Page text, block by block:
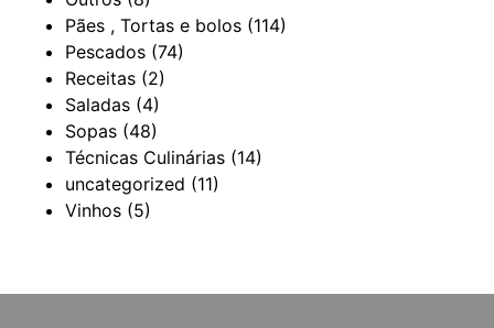
Pães , Tortas e bolos (114)
Pescados (74)
Receitas (2)
Saladas (4)
Sopas (48)
Técnicas Culinárias (14)
uncategorized (11)
Vinhos (5)